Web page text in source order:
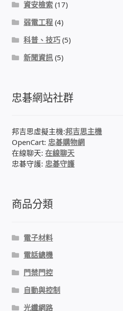
網路 工具 軟體 手冊
監視器DIY
防盜保全-安防設備
鎧鋒企業(KCA)智能監視系統
監視器 信和 TBC 固定IP
資安檢索 (17)
弱電工程 (4)
科普、技巧 (5)
新聞資訊 (5)
忠碁網站社群
邦吉思虛擬主機:邦吉思主機
OpenCart:忠碁購物網
在線聊天:在線聊天
忠碁守護:忠碁守護
商品分類
電子材料
電話總機
門禁門控
自動與控制
光纖網路